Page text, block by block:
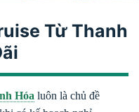
Từ Thanh
Hóa luôn là chủ đề